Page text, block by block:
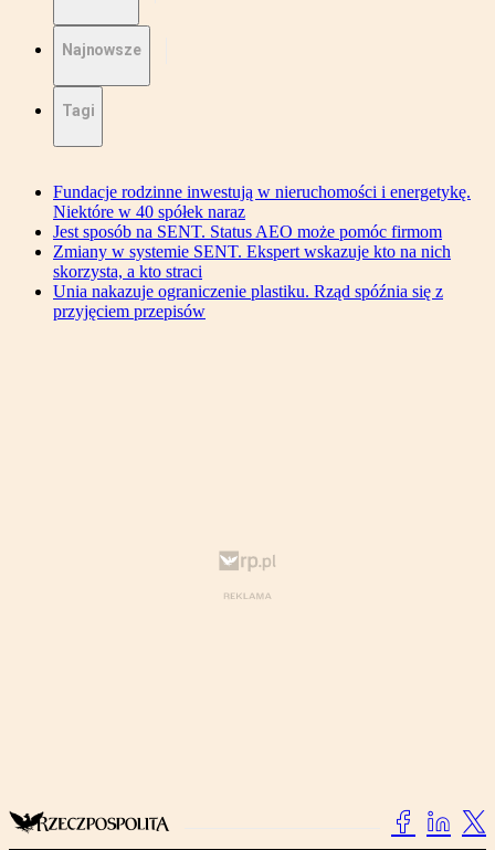
Najnowsze
Tagi
Fundacje rodzinne inwestują w nieruchomości i energetykę.
Niektóre w 40 spółek naraz
Jest sposób na SENT. Status AEO może pomóc firmom
Zmiany w systemie SENT. Ekspert wskazuje kto na nich
skorzysta, a kto straci
Unia nakazuje ograniczenie plastiku. Rząd spóźnia się z
przyjęciem przepisów